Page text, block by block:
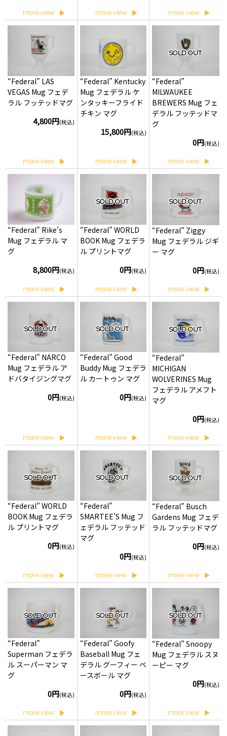
more view more view more view
“Federal” LAS
VEGAS Mug フェデ
ラル フッテッドマグ
4,800円(税込)
more view
“Federal” Kentucky
Mug フェデラル ケ
ンタッキーフライド
チキン マグ
15,800円(税込)
more view
SOLD OUT
“Federal”
MILWAUKEE
BREWERS Mug フェ
デラル フッテッドマ
グ
0円(税込)
more view
“Federal” Rike’s
Mug フェデラル マ
グ
8,800円(税込)
more view
SOLD OUT
“Federal” WORLD
BOOK Mug フェデラ
ル プリントマグ
0円(税込)
more view
SOLD OUT
“Federal” Ziggy
Mug フェデラル ジギ
ー マグ
0円(税込)
more view
SOLD OUT
“Federal” NARCO
Mug フェデラル ア
ドバタイジングマグ
0円(税込)
more view
SOLD OUT
“Federal” Good
Buddy Mug フェデラ
ル カートゥン マグ
0円(税込)
more view
SOLD OUT
“Federal”
MICHIGAN
WOLVERINES Mug
フェデラル アメフト
マグ
0円(税込)
more view
SOLD OUT
“Federal” WORLD
BOOK Mug フェデラ
ル プリントマグ
0円(税込)
more view
SOLD OUT
“Federal”
SMARTEE’S Mug フ
ェデラル フッテッド
マグ
0円(税込)
more view
SOLD OUT
“Federal” Busch
Gardens Mug フェデ
ラル フッテッドマグ
0円(税込)
more view
SOLD OUT
“Federal”
Superman フェデラ
ル スーパーマン マ
グ
0円(税込)
more view
SOLD OUT
“Federal” Goofy
Baseball Mug フェ
デラル グーフィー ベ
ースボール マグ
0円(税込)
more view
SOLD OUT
“Federal” Snoopy
Mug フェデラル スヌ
ーピー マグ
0円(税込)
more view